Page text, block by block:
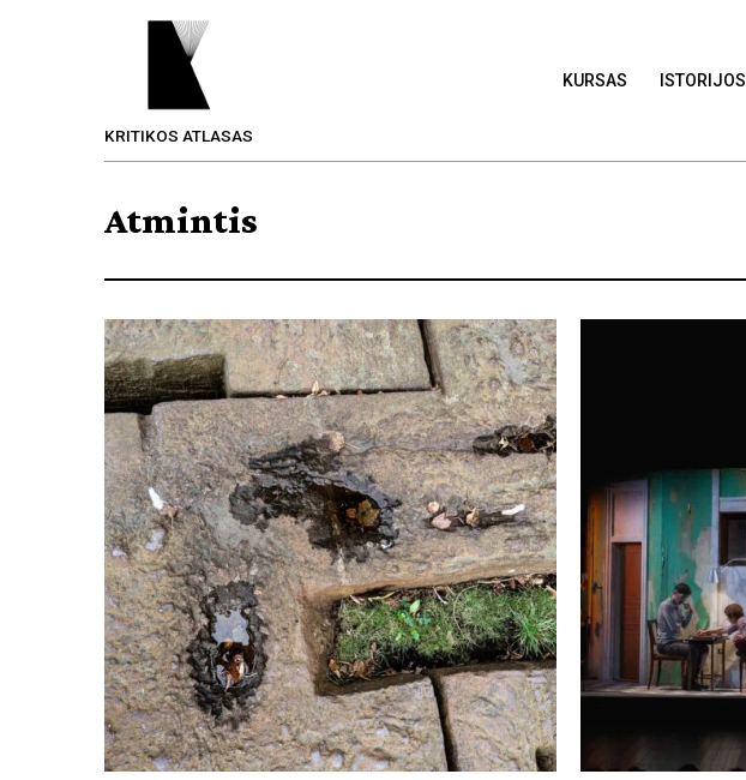
KRITIKOS ATLASAS
KURSAS ISTORIJOS
Atmintis